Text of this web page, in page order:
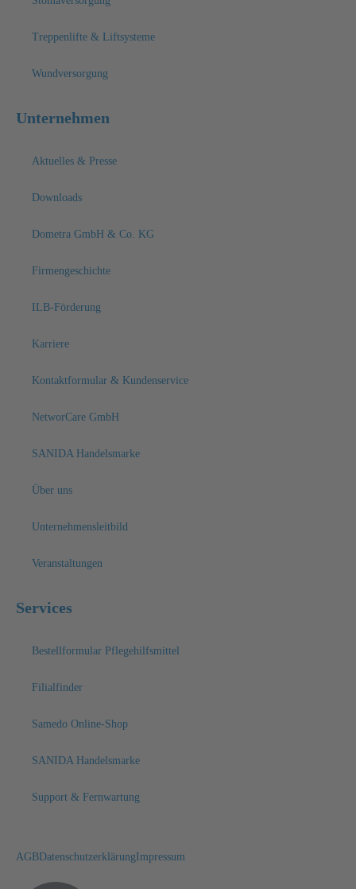
Treppenlifte & Liftsysteme
Wundversorgung
Unternehmen
Aktuelles & Presse
Downloads
Dometra GmbH & Co. KG
Firmengeschichte
ILB-Förderung
Karriere
Kontaktformular & Kundenservice
NetworCare GmbH
SANIDA Handelsmarke
Über uns
Unternehmensleitbild
Veranstaltungen
Services
Bestellformular Pflegehilfsmittel
Filialfinder
Samedo Online-Shop
SANIDA Handelsmarke
Support & Fernwartung
AGB DatenschutzerklärungImpressum